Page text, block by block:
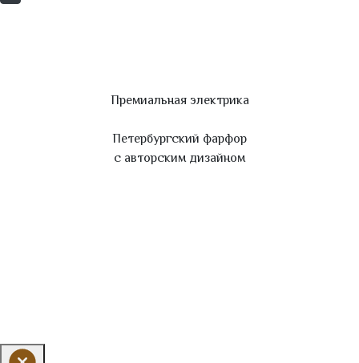
Премиальная электрика
Петербургский фарфор
с авторским дизайном